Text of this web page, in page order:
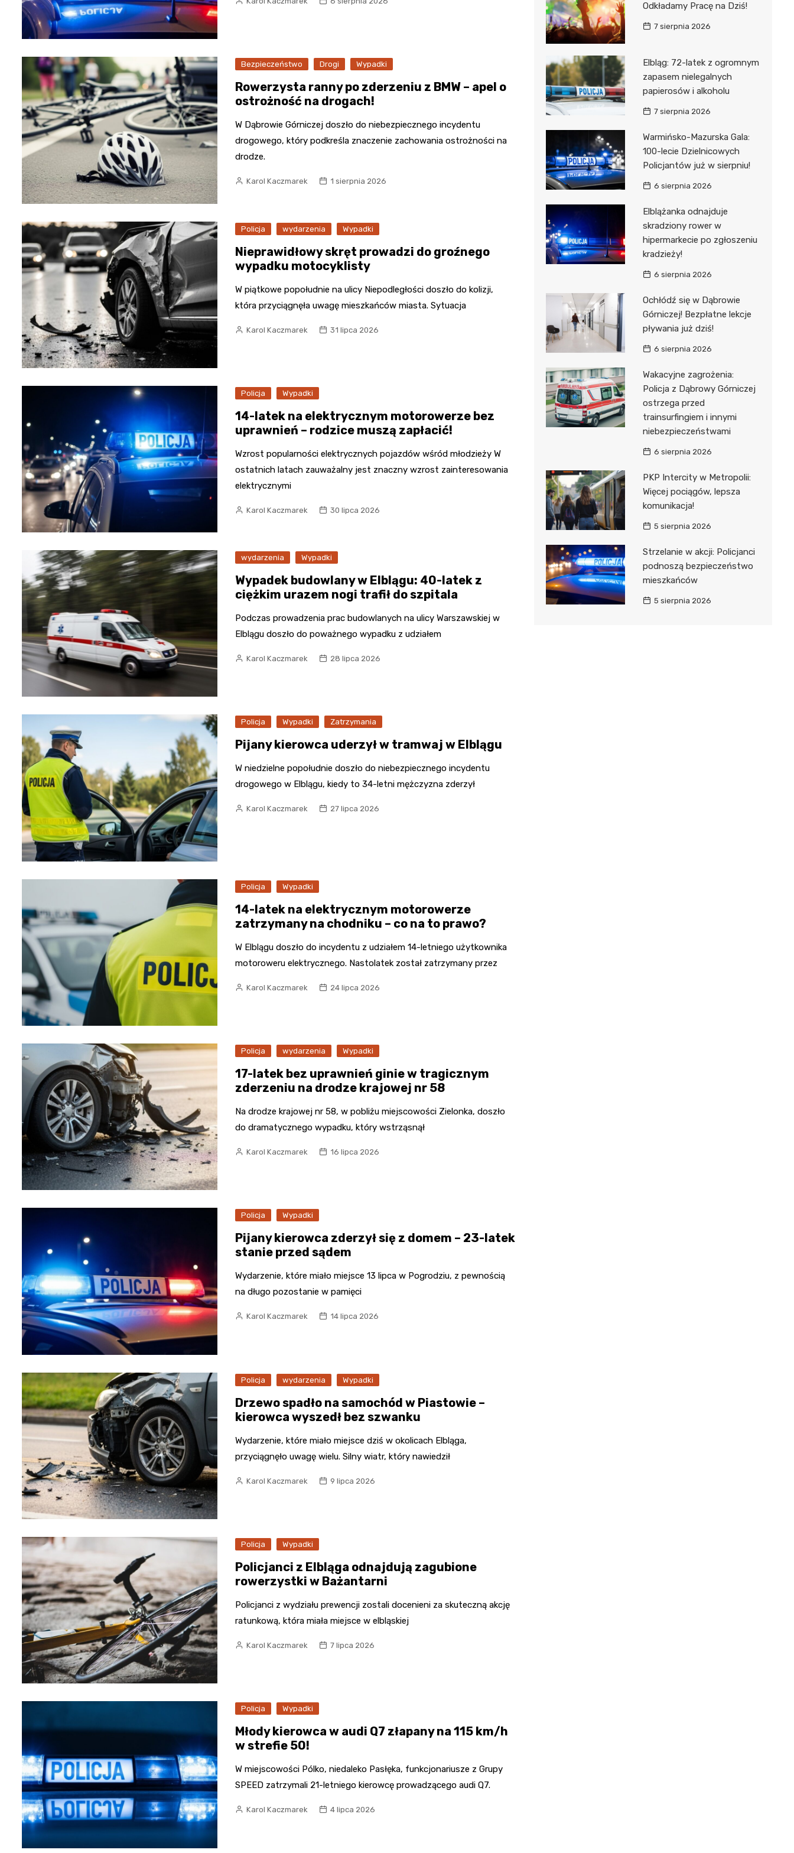
Bezpieczeństwo Drogi Wypadki
Rowerzysta ranny po zderzeniu z BMW – apel o
ostrożność na drogach!
W Dąbrowie Górniczej doszło do niebezpiecznego incydentu
drogowego, który podkreśla znaczenie zachowania ostrożności na
drodze.
Karol Kaczmarek 1 sierpnia 2026
Policja wydarzenia Wypadki
Nieprawidłowy skręt prowadzi do groźnego
wypadku motocyklisty
W piątkowe popołudnie na ulicy Niepodległości doszło do kolizji,
która przyciągnęła uwagę mieszkańców miasta. Sytuacja
Karol Kaczmarek 31 lipca 2026
Policja Wypadki
14-latek na elektrycznym motorowerze bez
uprawnień – rodzice muszą zapłacić!
Wzrost popularności elektrycznych pojazdów wśród młodzieży W
ostatnich latach zauważalny jest znaczny wzrost zainteresowania
elektrycznymi
Karol Kaczmarek 30 lipca 2026
wydarzenia Wypadki
Wypadek budowlany w Elblągu: 40-latek z
ciężkim urazem nogi trafił do szpitala
Podczas prowadzenia prac budowlanych na ulicy Warszawskiej w
Elblągu doszło do poważnego wypadku z udziałem
Karol Kaczmarek 28 lipca 2026
Policja Wypadki Zatrzymania
Pijany kierowca uderzył w tramwaj w Elblągu
W niedzielne popołudnie doszło do niebezpiecznego incydentu
drogowego w Elblągu, kiedy to 34-letni mężczyzna zderzył
Karol Kaczmarek 27 lipca 2026
Policja Wypadki
14-latek na elektrycznym motorowerze
zatrzymany na chodniku – co na to prawo?
W Elblągu doszło do incydentu z udziałem 14-letniego użytkownika
motoroweru elektrycznego. Nastolatek został zatrzymany przez
Karol Kaczmarek 24 lipca 2026
Policja wydarzenia Wypadki
17-latek bez uprawnień ginie w tragicznym
zderzeniu na drodze krajowej nr 58
Na drodze krajowej nr 58, w pobliżu miejscowości Zielonka, doszło
do dramatycznego wypadku, który wstrząsnął
Karol Kaczmarek 16 lipca 2026
Policja Wypadki
Pijany kierowca zderzył się z domem – 23-latek
stanie przed sądem
Wydarzenie, które miało miejsce 13 lipca w Pogrodziu, z pewnością
na długo pozostanie w pamięci
Karol Kaczmarek 14 lipca 2026
Policja wydarzenia Wypadki
Drzewo spadło na samochód w Piastowie –
kierowca wyszedł bez szwanku
Wydarzenie, które miało miejsce dziś w okolicach Elbląga,
przyciągnęło uwagę wielu. Silny wiatr, który nawiedził
Karol Kaczmarek 9 lipca 2026
Policja Wypadki
Policjanci z Elbląga odnajdują zagubione
rowerzystki w Bażantarni
Policjanci z wydziału prewencji zostali docenieni za skuteczną akcję
ratunkową, która miała miejsce w elbląskiej
Karol Kaczmarek 7 lipca 2026
Policja Wypadki
Młody kierowca w audi Q7 złapany na 115 km/h
w strefie 50!
W miejscowości Pólko, niedaleko Pasłęka, funkcjonariusze z Grupy
SPEED zatrzymali 21-letniego kierowcę prowadzącego audi Q7.
Karol Kaczmarek 4 lipca 2026
Odkładamy Pracę na Dziś!
7 sierpnia 2026
Elbląg: 72-latek z ogromnym
zapasem nielegalnych
papierosów i alkoholu
7 sierpnia 2026
Warmińsko-Mazurska Gala:
100-lecie Dzielnicowych
Policjantów już w sierpniu!
6 sierpnia 2026
Elblążanka odnajduje
skradziony rower w
hipermarkecie po zgłoszeniu
kradzieży!
6 sierpnia 2026
Ochłódź się w Dąbrowie
Górniczej! Bezpłatne lekcje
pływania już dziś!
6 sierpnia 2026
Wakacyjne zagrożenia:
Policja z Dąbrowy Górniczej
ostrzega przed
trainsurfingiem i innymi
niebezpieczeństwami
6 sierpnia 2026
PKP Intercity w Metropolii:
Więcej pociągów, lepsza
komunikacja!
5 sierpnia 2026
Strzelanie w akcji: Policjanci
podnoszą bezpieczeństwo
mieszkańców
5 sierpnia 2026